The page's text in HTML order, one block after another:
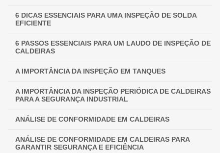
6 DICAS ESSENCIAIS PARA UMA INSPEÇÃO DE SOLDA
EFICIENTE
6 PASSOS ESSENCIAIS PARA UM LAUDO DE INSPEÇÃO DE
CALDEIRAS
A IMPORTÂNCIA DA INSPEÇÃO EM TANQUES
A IMPORTÂNCIA DA INSPEÇÃO PERIÓDICA DE CALDEIRAS
PARA A SEGURANÇA INDUSTRIAL
ANÁLISE DE CONFORMIDADE EM CALDEIRAS
ANÁLISE DE CONFORMIDADE EM CALDEIRAS PARA
GARANTIR SEGURANÇA E EFICIÊNCIA